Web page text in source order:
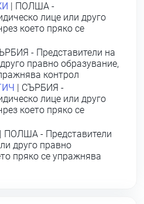
| ПОЛША -
лице или друго
което пряко се
- Представители на
правно образувание,
контрол
| СЪРБИЯ -
лице или друго
което пряко се
| ПОЛША - Представители
друго правно
пряко се упражнява